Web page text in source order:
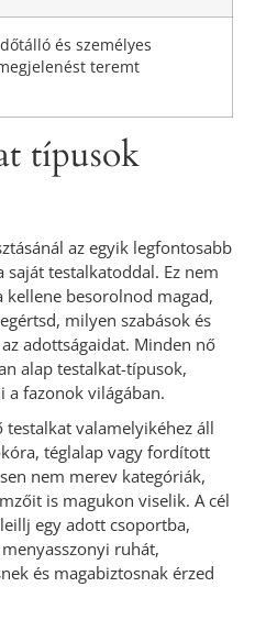
és személyes
teremt
típusok
az egyik legfontosabb
saját testalkatoddal. Ez nem
besorolnod magad,
milyen szabások és
adottságaidat. Minden nő
alap testalkat-típusok,
a fazonok világában.
valamelyikéhez áll
téglalap vagy fordított
nem merev kategóriák,
is magukon viselik. A cél
egy adott csoportba,
ruhát,
és magabiztosnak érzed